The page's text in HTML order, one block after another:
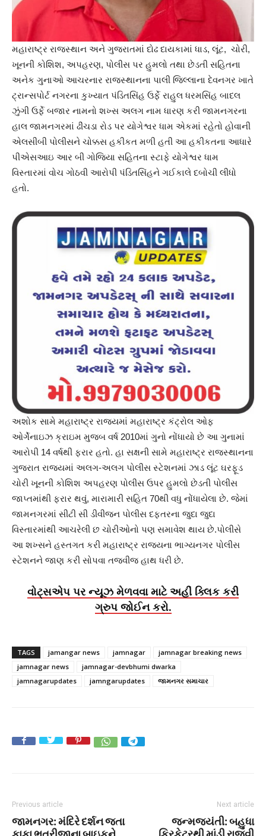
મહારાષ્ટ્ર રાજસ્થાન અને ગુજરાતમાં દોઢ દાયકામાં ધાડ, લૂંટ, ચોરી,
ખૂનની કોશિશ, અપહરણ, પોલીસ પર હુમલો તથા છેડતી સહિતના
અનેક ગુનાઓ આચરનાર રાજસ્થાનના પાલી જિલ્લાના દેવનગર ખાતે
ટ્રાન્સપોર્ટ નગરના કુખ્યાત પંડિતસિંહ ઉર્ફે રાહુલ ધરમસિંહ બાદલ
ઝુંગી ઉર્ફે બજાર નામનો શખ્સ અલગ નામ ધારણ કરી જામનગરના
હાલ જામનગરમાં ઢીંચડા રોડ પર યોગેશ્વર ધામ એકમાં રહેતો હોવાની
એલસીબી પોલીસને ચોક્કસ હકીકત મળી હતી આ હકીકતના આધારે
પીએસઆઇ આર બી ગોજિયા સહિતના સ્ટાફે યોગેશ્વર ધામ
વિસ્તારમાં વોચ ગોઠવી આરોપી પંડિતસિંહને ગઈકાલે દબોચી લીધો
હતો.
અશોક સામે મહારાષ્ટ્ર રાજ્યમાં મહારાષ્ટ્ર કંટ્રોલ ઓફ
ઓર્ગેનાઇઝ ક્રાઇમ મુજબ વર્ષ 2010માં ગુનો નોંધાયો છે આ ગુનામાં
આરોપી 14 વર્ષથી ફરાર હતો. હા સક્ષની સામે મહારાષ્ટ્ર રાજસ્થાનના
ગુજરાત રાજ્યમાં અલગ-અલગ પોલીસ સ્ટેશનમાં ઝાડ લૂંટ ઘરફૂડ
ચોરી ખૂનની કોશિશ અપહરણ પોલીસ ઉપર હુમલો છેડતી પોલીસ
જાપ્તમાંથી ફરાર થવું, મારામારી સહિત 70થી વધુ નોંધાયેલા છે. જેમાં
જામનગરમાં સીટી સી ડીવીજન પોલીસ દફતરના જુદા જુદા
વિસ્તારમાંથી આચરેલી છ ચોરીઓનો પણ સમાવેશ થાય છે.પોલીસે
આ શખ્સને હસ્તગત કરી મહારાષ્ટ્ર રાજ્યના ભાગ્યનગર પોલીસ
સ્ટેશનને જાણ કરી સોપવા તજવીજ હાથ ધરી છે.
વોટ્સએપ પર ન્યૂઝ મેળવવા માટે અહીં ક્લિક કરી
ગ્રુપ જોઈન કરો.
TAGS jamangar news jamnagar
jamnagar breaking news
jamnagar news
jamnagar-devbhumi dwarka
jamnagarupdates
jamngarupdates જામનગર સમાચાર
Previous article
જામનગર: મંદિરે દર્શન જતા
Next article
જન્મજયંતી: બહુધા